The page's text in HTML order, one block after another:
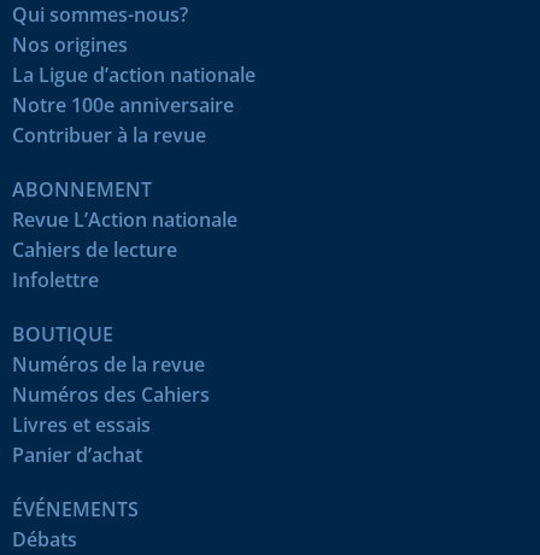
Qui sommes-nous?
Nos origines
La Ligue d’action nationale
Notre 100e anniversaire
Contribuer à la revue
ABONNEMENT
Revue L’Action nationale
Cahiers de lecture
Infolettre
BOUTIQUE
Numéros de la revue
Numéros des Cahiers
Livres et essais
Panier d’achat
ÉVÉNEMENTS
Débats